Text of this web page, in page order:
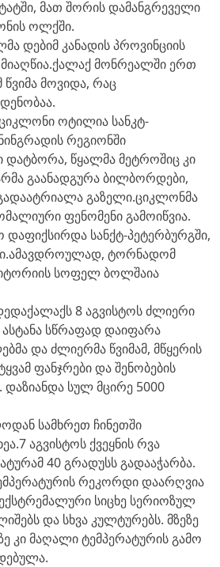
მათ შორის დამანგრეველი
ოლქში.
დებიმ კანადის პროვინციის
მიაღწია.ქალაქ მონრეალში ერთ
წვიმა მოვიდა, რაც
ოტილია სანკტ-
რეგიონში
დატბორა, წყალმა მეტროშიც კი
გაანადგურა ბილბორდები,
გაზელი.ციკლონმა
ფენომენი გამოიწვია.
სანქტ-პეტერბურგში,
ტორნადომ
სოფელ ბოლშაია
8 აგვისტოს ძლიერი
სწრაფად დაიფარა
და ძლიერმა წვიმამ, მწყერის
ფანჯრები და შენობების
დაზიანდა სულ მცირე 5000
სამხრეთ ჩინეთში
აგვისტოს ქვეყნის რვა
40 გრადუსს გადააჭარბა.
რეკორდი დაარღვია
სიცხე სერიოზულ
და სხვა კულტურებს. მზეზე
კი მაღალი ტემპერატურის გამო